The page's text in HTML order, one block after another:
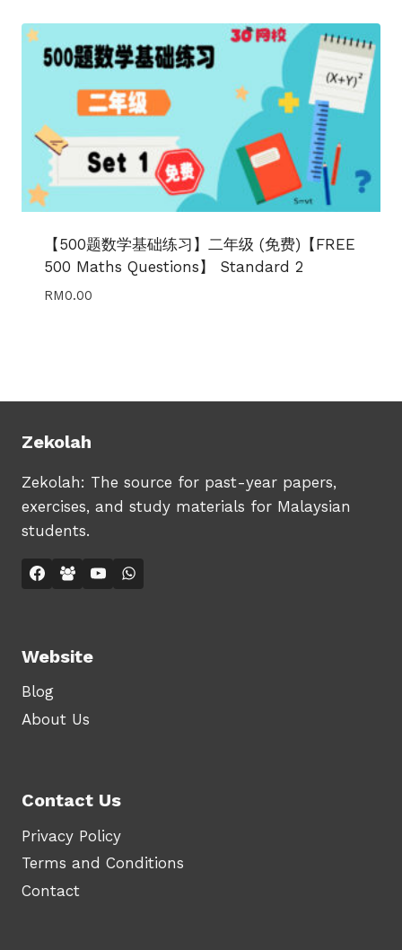
【500题数学基础练习】二年级 (免费)【FREE
500 Maths Questions】 Standard 2
RM0.00
Zekolah
Zekolah: The source for past-year papers,
exercises, and study materials for Malaysian
students.
Website
Blog
About Us
Contact Us
Privacy Policy
Terms and Conditions
Contact